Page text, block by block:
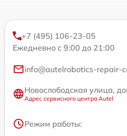
+7 (495) 106-23-05
Ежедневно с 9:00 до 21:00
info@autelrobotics-repair-
Новослободская улица,
Адрес сервисного центра Autel
Режим работы: